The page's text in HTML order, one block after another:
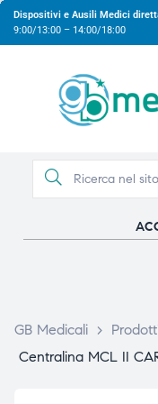
Dispositivi e Ausili Medici
9:00/13:00 – 14:00/18:00
GB Medicali >
Centralina MCL II